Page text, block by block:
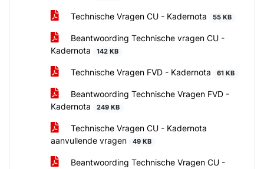
Technische Vragen CU - Kadernota 55 KB
Beantwoording Technische vragen CU -
Kadernota
142 KB
Technische Vragen FVD - Kadernota 61 KB
Beantwoording Technische Vragen FVD -
Kadernota
249 KB
Technische Vragen CU - Kadernota
aanvullende vragen
49 KB
Beantwoording Technische Vragen CU -